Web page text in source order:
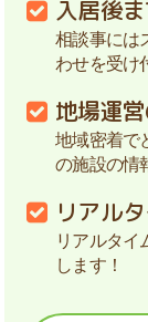
入居後
相談事には
わせを受け
地場運
地域密着で
の施設の情
リアル
リアルタイ
します！